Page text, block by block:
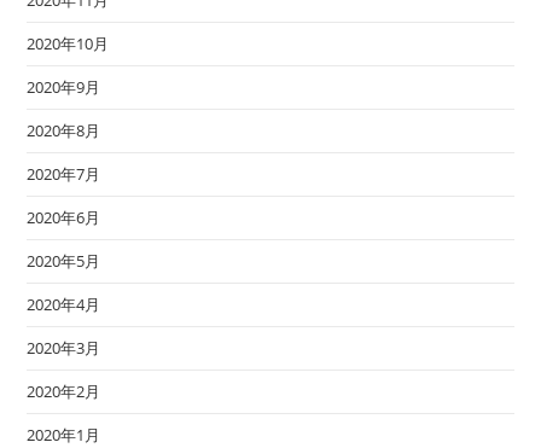
2020年10月
2020年9月
2020年8月
2020年7月
2020年6月
2020年5月
2020年4月
2020年3月
2020年2月
2020年1月